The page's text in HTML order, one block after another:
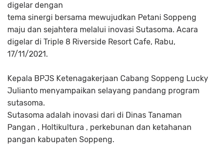
digelar dengan
tema sinergi bersama mewujudkan Petani Soppeng
maju dan sejahtera melalui inovasi Sutasoma. Acara
digelar di Triple 8 Riverside Resort Cafe, Rabu,
17/11/2021.
Kepala BPJS Ketenagakerjaan Cabang Soppeng Lucky
Julianto menyampaikan selayang pandang program
sutasoma.
Sutasoma adalah inovasi dari di Dinas Tanaman
Pangan , Holtikultura , perkebunan dan ketahanan
pangan kabupaten Soppeng.